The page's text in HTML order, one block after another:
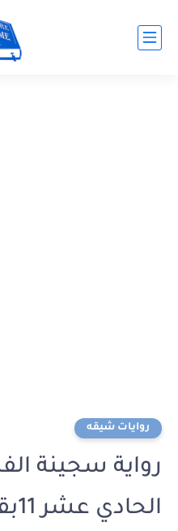
روايات شيقه
رواية سجينة
الحادي عشر 11بقلم هدير بدر